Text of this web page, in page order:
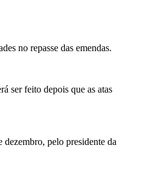
no repasse das emendas.
ser feito depois que as atas
pelo presidente da